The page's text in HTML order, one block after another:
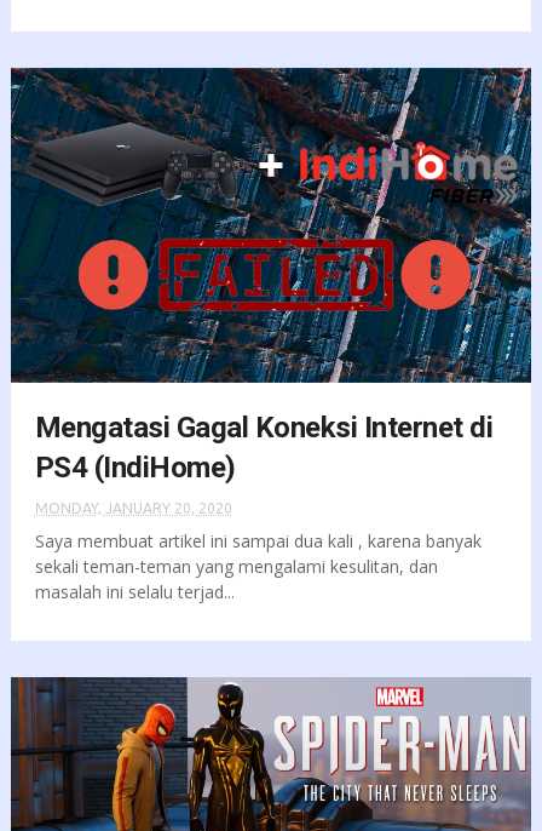
Mengatasi Gagal Koneksi Internet di
PS4 (IndiHome)
MONDAY, JANUARY 20, 2020
Saya membuat artikel ini sampai dua kali , karena banyak
sekali teman-teman yang mengalami kesulitan, dan
masalah ini selalu terjad...